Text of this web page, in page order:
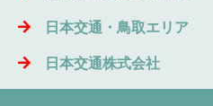
日本交通・鳥取エリア
日本交通株式会社